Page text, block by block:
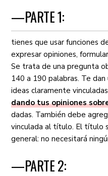
—PARTE 1:
tienes que usar funciones
expresar opiniones,
Se trata de una pregunta
140 a 190 palabras. Te
ideas claramente
dando tus opiniones
dadas. También debe
vinculada al título. El título
general: no necesitará
—PARTE 2: